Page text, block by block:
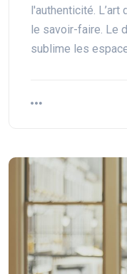
l'authenticité. L’art
le savoir-faire. Le
sublime les